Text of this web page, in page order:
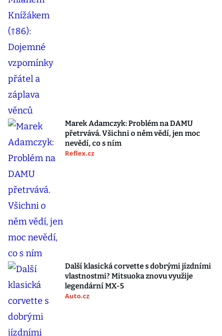
Marek Adamczyk: Problém na DAMU
přetrvává. Všichni o něm vědí, jen moc
nevědí, co s ním
Reflex.cz
Další klasická corvette s dobrými jízdními
vlastnostmi? Mitsuoka znovu využije
legendární MX-5
Auto.cz